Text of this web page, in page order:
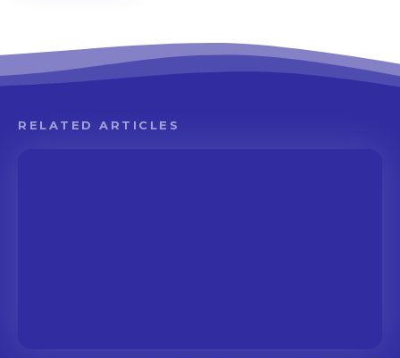
RELATED ARTICLES